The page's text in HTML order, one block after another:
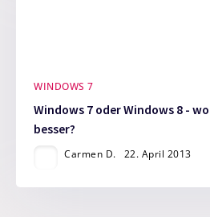
WINDOWS 7
Windows 7 oder Windows 8 -
besser?
Carmen D. 22. April 2013